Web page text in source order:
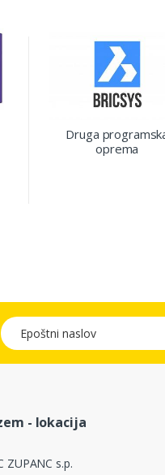
Druga
oprema
Epoštni naslov
- lokacija
ZUPANC s.p.